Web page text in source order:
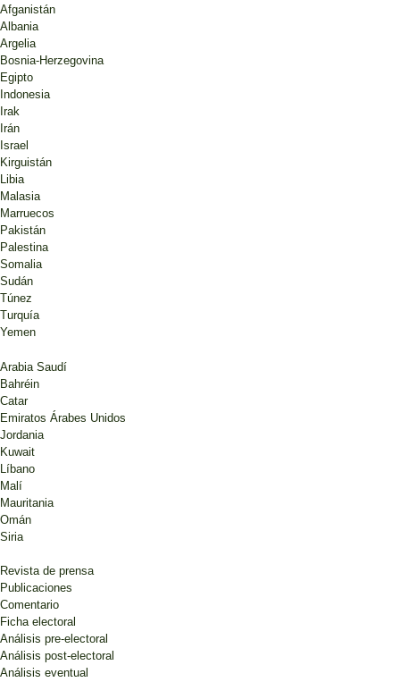
Afganistán
Albania
Argelia
Bosnia-Herzegovina
Egipto
Indonesia
Irak
Irán
Israel
Kirguistán
Libia
Malasia
Marruecos
Pakistán
Palestina
Somalia
Sudán
Túnez
Turquía
Yemen
Arabia Saudí
Bahréin
Catar
Emiratos Árabes Unidos
Jordania
Kuwait
Líbano
Malí
Mauritania
Omán
Siria
Revista de prensa
Publicaciones
Comentario
Ficha electoral
Análisis pre-electoral
Análisis post-electoral
Análisis eventual